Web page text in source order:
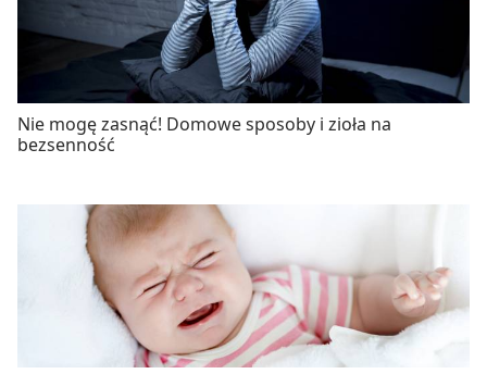
Nie mogę zasnąć! Domowe sposoby i zioła na
bezsenność